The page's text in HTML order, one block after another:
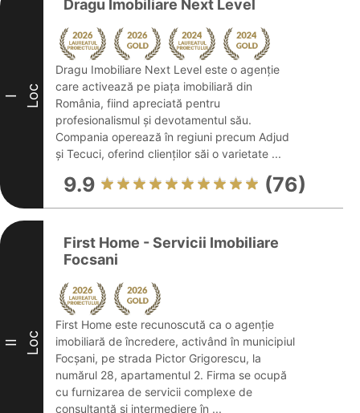
I Loc
Dragu Imobiliare Next Level
Dragu Imobiliare Next Level este o agenție
care activează pe piața imobiliară din
România, fiind apreciată pentru
profesionalismul și devotamentul său.
Compania operează în regiuni precum Adjud
și Tecuci, oferind clienților săi o varietate ...
9.9 (76)
II Loc
First Home - Servicii Imobiliare
Focsani
First Home este recunoscută ca o agenție
imobiliară de încredere, activând în municipiul
Focșani, pe strada Pictor Grigorescu, la
numărul 28, apartamentul 2. Firma se ocupă
cu furnizarea de servicii complexe de
consultanță și intermediere în ...